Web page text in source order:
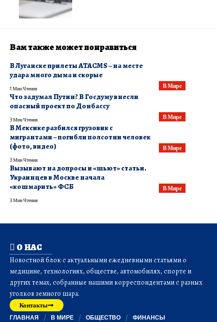
Вам также может понравиться
В Мире
​В Луганске прилеты ATACMS – на месте
удара много дыма и скорые
1 Мин Чтения
В Мире
Что задумал Путин? В Госдуму внесли
опасный проект по Донбассу
3 Мин Чтения
В Мире
В Мексике разбился грузовик с
мигрантами – погибли полсотни человек
(фото, видео)
3 Мин Чтения
В Мире
Вызывают на допросы и «шьют» статьи.
Украинцев в Москве начала
«кошмарить» ФСБ
3 Мин Чтения
О НАС
Новостной блок с актуальными ежедневными статьями о
медицине, технологиях, обществе, автомобилях, спорте и
других темах, собранные нашими корреспондентами с разных
уголков земного шара.
Контакты
ГЛАВНАЯ В МИРЕ ОБЩЕСТВО ФИНАНСЫ